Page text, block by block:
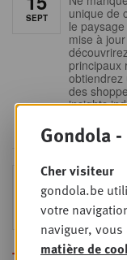
SEPT
unique de
le
mise à
principaux
obtiendrez
des
insights
24
SEPT
Sales
2026
Sales &
Gondola
Cher visiteur
gondola.be
votre
naviguer,
matière de